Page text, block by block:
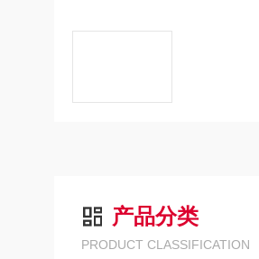
产品分类
PRODUCT CLASSIFICATION